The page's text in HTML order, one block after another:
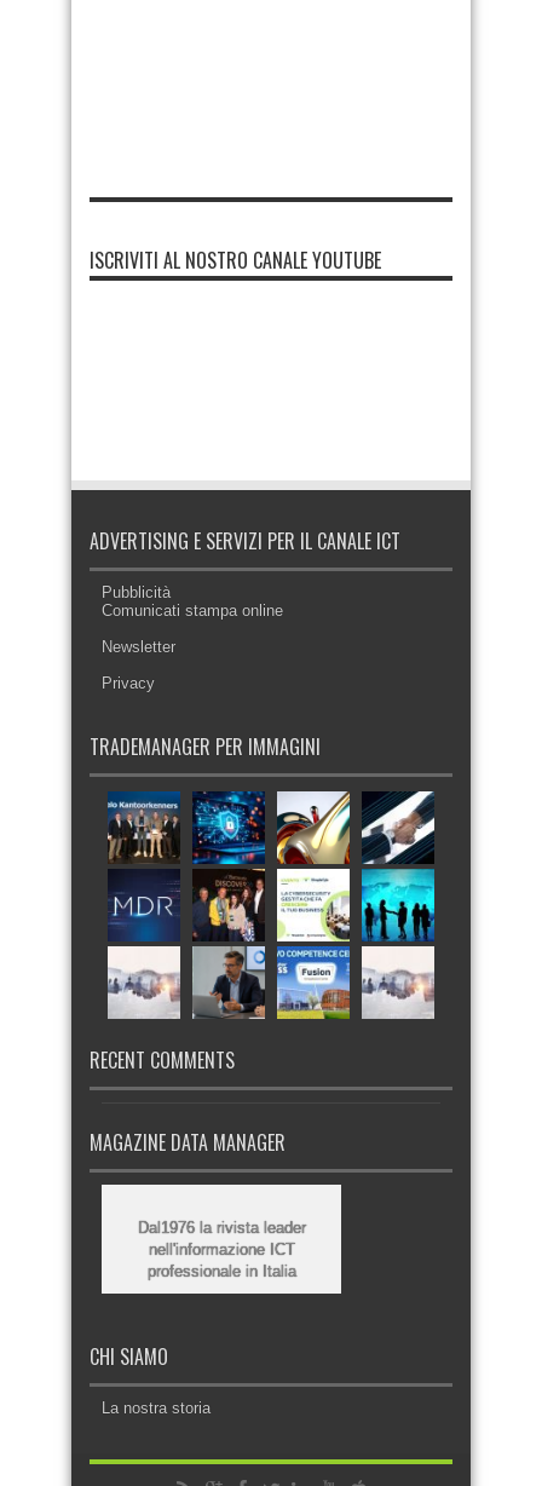
ISCRIVITI AL NOSTRO CANALE YOUTUBE
ADVERTISING E SERVIZI PER IL CANALE ICT
Pubblicità
Comunicati stampa online
Newsletter
Privacy
TRADEMANAGER PER IMMAGINI
RECENT COMMENTS
MAGAZINE DATA MANAGER
Dal1976 la rivista leader
nell'informazione ICT
professionale in Italia
CHI SIAMO
La nostra storia